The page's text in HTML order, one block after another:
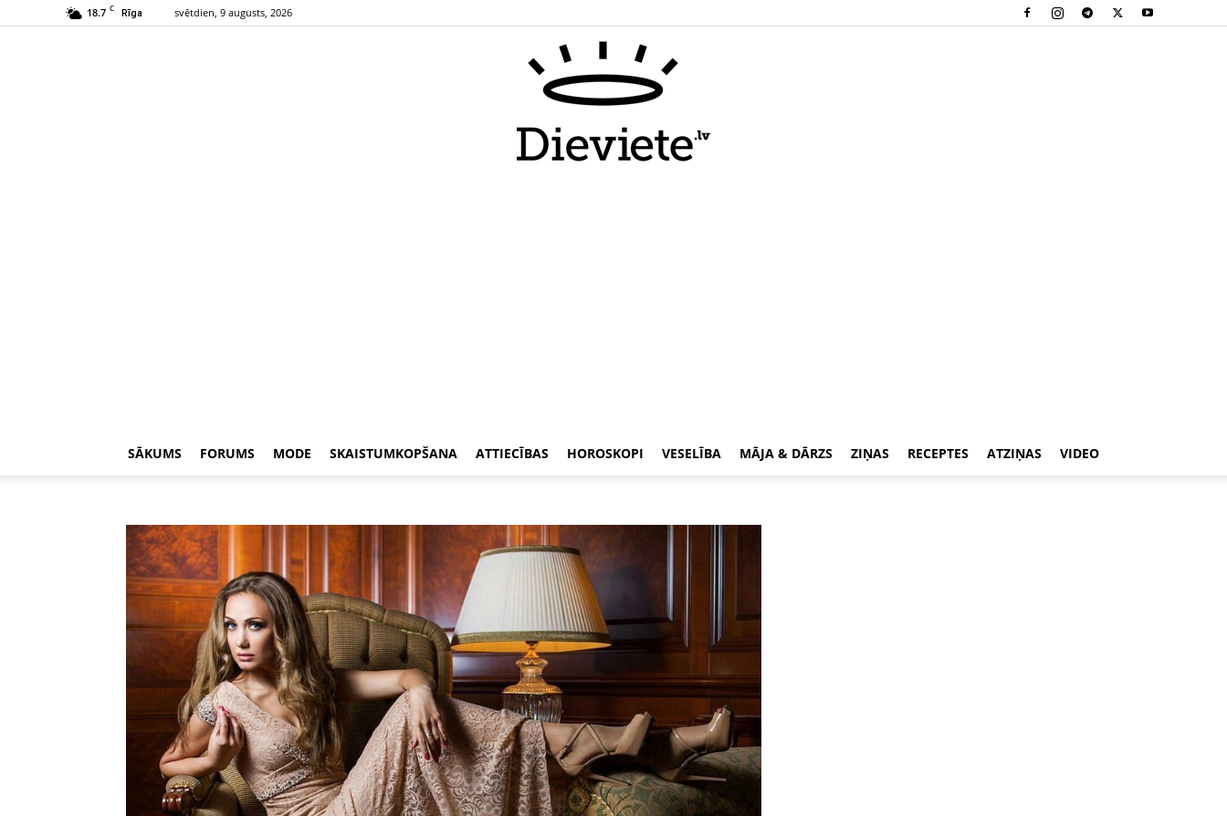
18.7 C Rīga svētdien, 9 augusts, 2026
SĀKUMS FORUMS MODE SKAISTUMKOPŠANA ATTIECĪBAS HOROSKOPI VESELĪBA MĀJA & DĀRZS ZIŅAS RECEPTES ATZIŅAS VIDEO